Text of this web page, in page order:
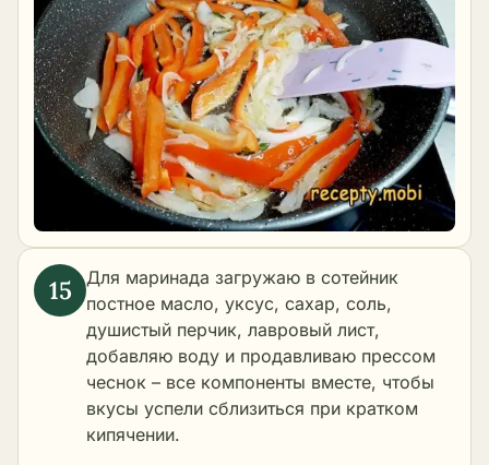
Для маринада загружаю в сотейник
постное масло, уксус, сахар, соль,
душистый перчик, лавровый лист,
добавляю воду и продавливаю прессом
чеснок – все компоненты вместе, чтобы
вкусы успели сблизиться при кратком
кипячении.